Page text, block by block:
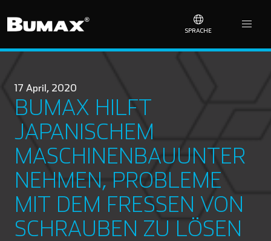
SPRACHE
17 April, 2020
BUMAX HILFT
JAPANISCHEM
MASCHINENBAUUNTER
NEHMEN, PROBLEME
MIT DEM FRESSEN VON
SCHRAUBEN ZU LÖSEN